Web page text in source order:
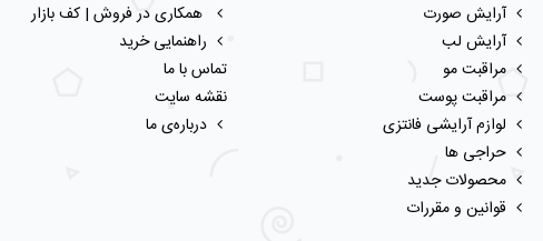
آرایش صورت
آرایش لب
مراقبت مو
مراقبت پوست
لوازم آرایشی فانتزی
حراجی ها
محصولات جدید
قوانین و مقررات
همکاری در فروش | کف بازار
راهنمایی خرید
تماس با ما
نقشه سایت
درباره‌ی ما